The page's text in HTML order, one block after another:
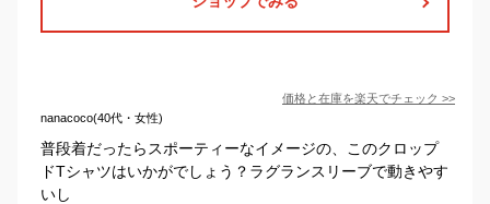
価格と在庫を楽天でチェック >>
nanacoco(40代・女性)
普段着だったらスポーティーなイメージの、このクロップ
ドTシャツはいかがでしょう？ラグランスリーブで動きやす
いし